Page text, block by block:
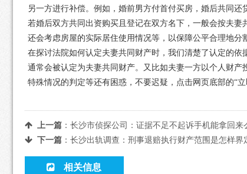
另一方进行补偿。例如，婚前男方付首付买房，婚后共同还
若婚后双方共同出资购买且登记在双方名下，一般会按夫
还会考虑房屋的实际居住使用情况等，以保障公平合理地分
在探讨法院如何认定夫妻共同财产时，我们清楚了认定的
通常会被认定为夫妻共同财产。又比如夫妻一方以个人财
特殊情况的判定等还有困惑，不要迟疑，点击网页底部的“
上一篇： 长沙市侦探公司：证据不足不起诉手机能拿回来
下一篇： 长沙出轨调查：刑事退赔执行财产范围是怎样界
相关信息